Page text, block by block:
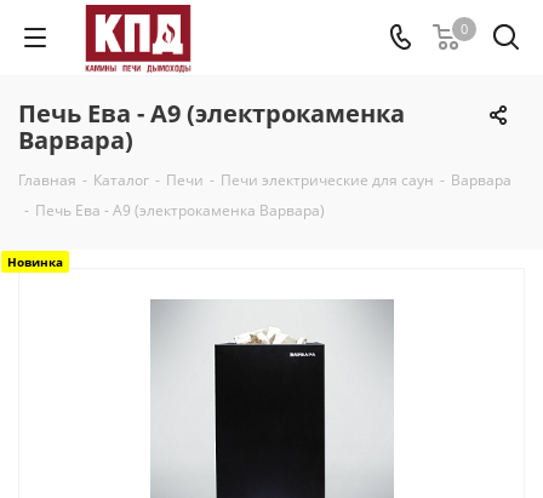
0
Печь Ева - А9 (электрокаменка
Варвара)
Главная - Каталог - Печи - Печи электрические для саун - Варвара
- Печь Ева - А9 (электрокаменка Варвара)
Новинка